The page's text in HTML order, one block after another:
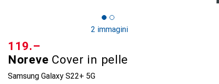
2 immagini
Noreve Cover in pelle
Samsung Galaxy S22+ 5G
CHF
119.–